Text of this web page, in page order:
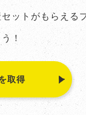
ットがもらえる
！
取得